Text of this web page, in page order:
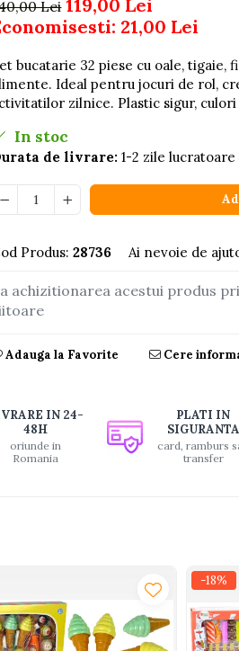
Lei 119,00 Lei
21,00 Lei
bucatarie 32 piese cu oale, tigaie,
Ideal pentru jocuri de rol,
zilnice. Plastic sigur,
In stoc
de livrare: 1-2 zile lucratoare
Produs: 28736 Ai nevoie de
achizitionarea acestui produs
Adauga la Favorite Cere
IN 24-
48H
oriunde in
Romania
PLATI IN
SIGURANTA
card, ramburs
transfer
-18%